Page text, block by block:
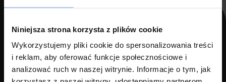
Niniejsza strona korzysta z plików cookie
Wykorzystujemy pliki cookie do spersonalizowania treści
i reklam, aby oferować funkcje społecznościowe i
analizować ruch w naszej witrynie. Informacje o tym, jak
PPH LUZ s.c Szlagor Marek Szlagor Wojciech
ul. Kołłątaja 8,
46-203 Kluczbork